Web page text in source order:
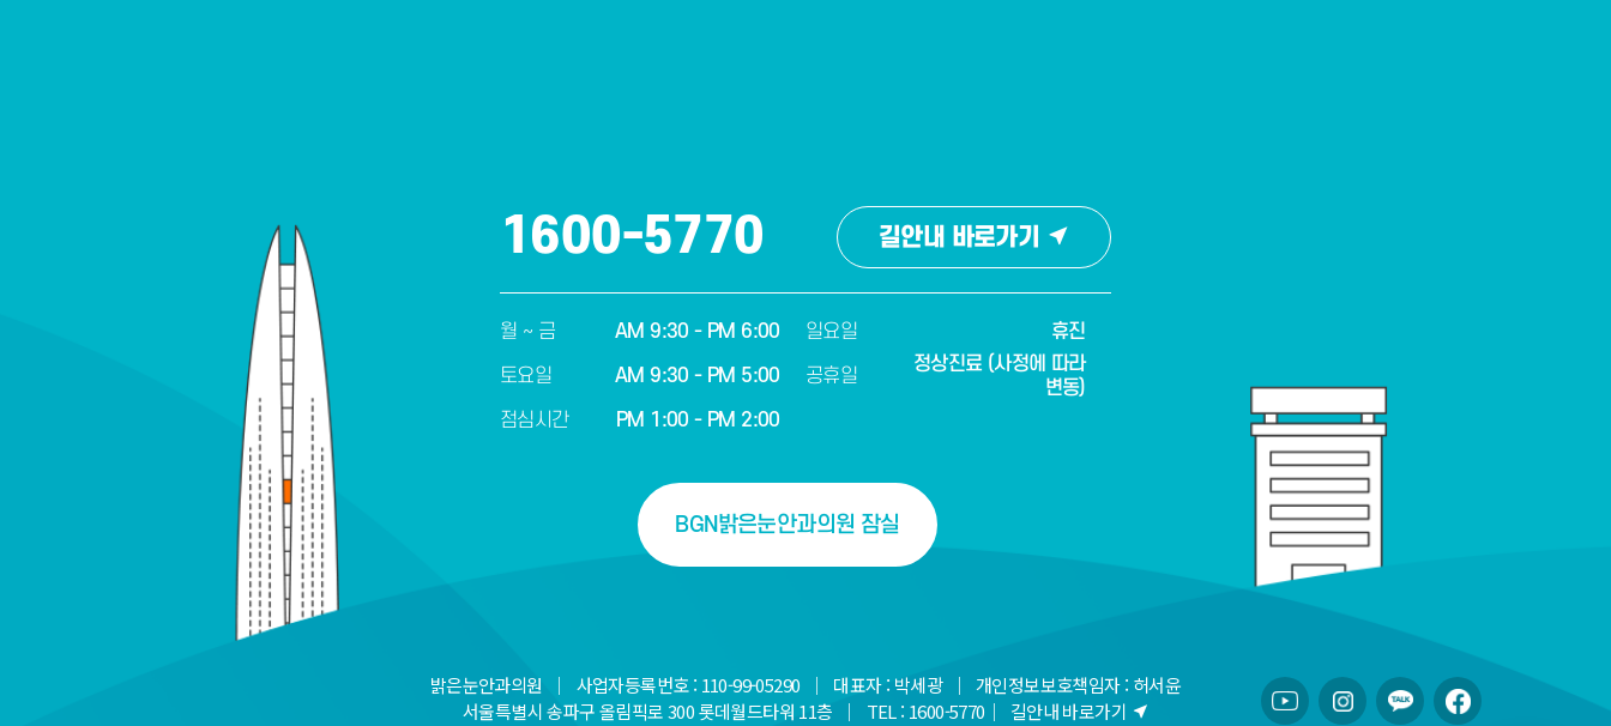
1600-5770 길안내 바로가기
월 ~ 금 AM 9:30 - PM 6:00 일요일 휴진
토요일 AM 9:30 - PM 5:00 공휴일
정상진료 (사정에 따라
변동)
점심시간
PM 1:00 - PM 2:00
BGN밝은눈안과의원 잠실
밝은눈안과의원 ｜ 사업자등록번호 : 110-99-05290 ｜ 대표자 : 박세광 ｜ 개인정보보호책임자 : 허서윤
서울특별시 송파구 올림픽로 300 롯데월드타워 11층 ｜ TEL : 1600-5770｜ 길안내 바로가기